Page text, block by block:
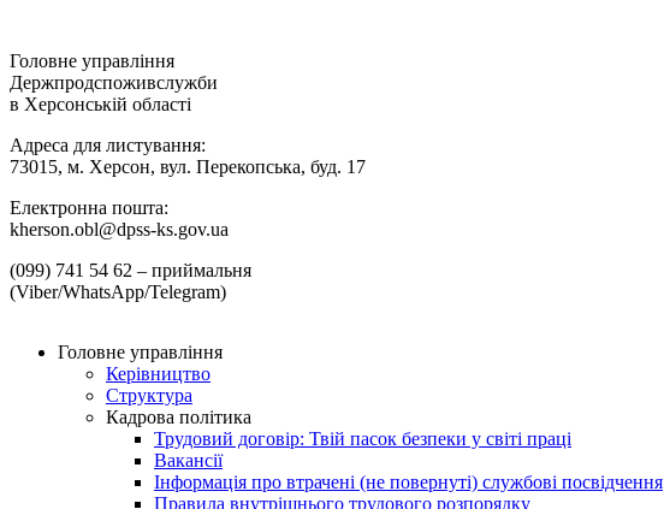
Головне управління
Держпродспоживслужби
в Херсонській області
Адреса для листування:
73015, м. Херсон, вул. Перекопська, буд. 17
Електронна пошта:
kherson.obl@dpss-ks.gov.ua
(099) 741 54 62 – приймальня
(Viber/WhatsApp/Telegram)
Головне управління
Керівництво
Структура
Кадрова політика
Трудовий договір: Твій пасок безпеки у світі праці
Вакансії
Інформація про втрачені (не повернуті) службові посвідчення
Правила внутрішнього трудового розпорядку